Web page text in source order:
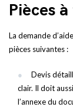
Pièces
La demande
pièces suivantes :
Devis
clair. Il doit
l’annexe du